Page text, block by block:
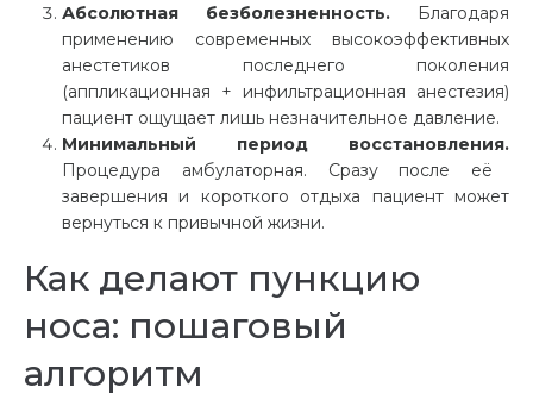
Абсолютная безболезненность. Благодаря
применению современных высокоэффективных
анестетиков последнего поколения
(аппликационная + инфильтрационная анестезия)
пациент ощущает лишь незначительное давление.
Минимальный период восстановления.
Процедура амбулаторная. Сразу после её
завершения и короткого отдыха пациент может
вернуться к привычной жизни.
Как делают пункцию
носа: пошаговый
алгоритм